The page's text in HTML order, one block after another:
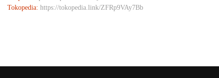
Tokopedia: https://tokopedia.link/ZFRp9VAy7Bb